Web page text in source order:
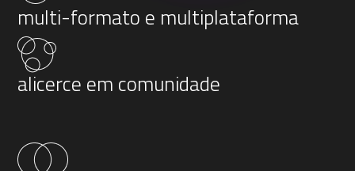
multi-formato e multiplataforma
alicerce em comunidade